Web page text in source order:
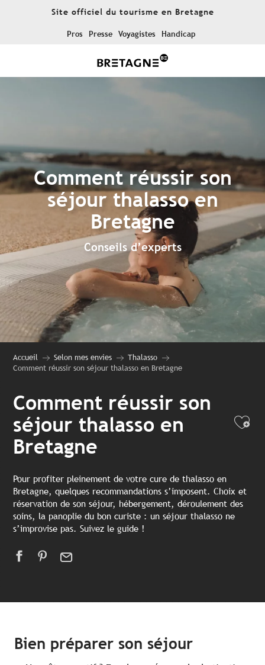
Site officiel du tourisme en Bretagne
Pros Presse Voyagistes Handicap
Comment réussir son
séjour thalasso en
Bretagne
Conseils d’experts
Accueil Selon mes envies
Thalasso
Comment réussir son séjour thalasso en Bretagne
Comment réussir son
séjour thalasso en
Bretagne
Pour profiter pleinement de votre cure de thalasso en
Bretagne, quelques recommandations s’imposent. Choix et
réservation de son séjour, hébergement, déroulement des
soins, la panoplie du bon curiste : un séjour thalasso ne
s’improvise pas. Suivez le guide !
Bien préparer son séjour